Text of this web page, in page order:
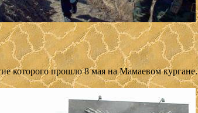
которого прошло 8 мая на Мамаевом кургане.